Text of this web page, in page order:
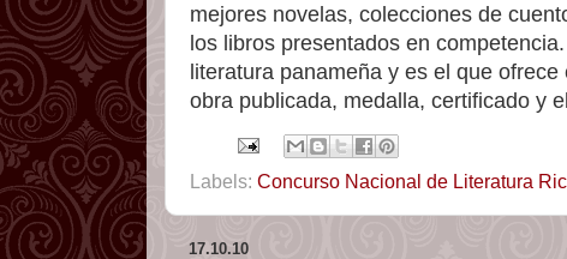
mejores novelas, colecciones de
los libros presentados en
literatura panameña y es el que
obra publicada, medalla, certificado y
Labels: Concurso Nacional de Literatura
17.10.10